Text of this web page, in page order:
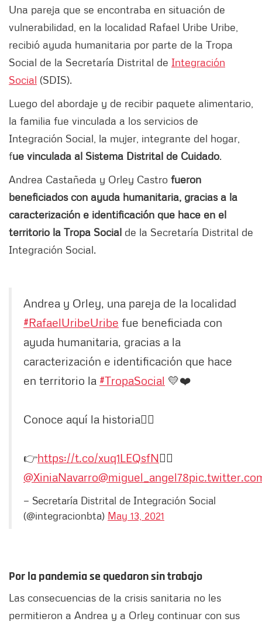
Una pareja que se encontraba en situación de
vulnerabilidad, en la localidad Rafael Uribe Uribe,
recibió ayuda humanitaria por parte de la Tropa
Social de la Secretaría Distrital de Integración
Social (SDIS).
Luego del abordaje y de recibir paquete alimentario,
la familia fue vinculada a los servicios de
Integración Social, la mujer, integrante del hogar,
fue vinculada al Sistema Distrital de Cuidado.
Andrea Castañeda y Orley Castro fueron
beneficiados con ayuda humanitaria, gracias a la
caracterización e identificación que hace en el
territorio la Tropa Social de la Secretaría Distrital de
Integración Social.
Andrea y Orley, una pareja de la localidad
#RafaelUribeUribe fue beneficiada con
ayuda humanitaria, gracias a la
caracterización e identificación que hace
en territorio la #TropaSocial 💛❤️
Conoce aquí la historia👇🏼
👉https://t.co/xuq1LEQsfN👈🏿
@XiniaNavarro@miguel_angel78
— Secretaría Distrital de Integración Social
(@integracionbta) May 13, 2021
Por la pandemia se quedaron sin trabajo
Las consecuencias de la crisis sanitaria no les
permitieron a Andrea y a Orley continuar con sus